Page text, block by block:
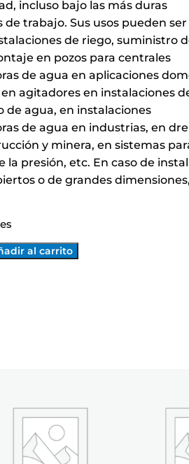
incluso bajo las más duras
de trabajo. Sus usos pueden
de riego, suministro
en pozos para centrales
de agua en aplicaciones
agitadores en instalaciones
agua, en instalaciones
de agua en industrias, en
y minera, en sistemas
la presión, etc. En caso de
o de grandes
al carrito